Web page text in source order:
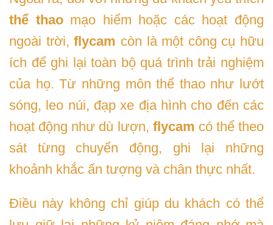
thể thaomạo hiểm hoặc các hoạt động
ngoài trời,flycam còn là một công cụ hữu
ích để ghi lại toàn bộ quá trình trải nghiệm
của họ. Từ những môn thể thao như lướt
sóng, leo núi, đạp xe địa hình cho đến các
hoạt động như dù lượn, flycam có thể theo
sát từng chuyển động, ghi lại những
khoảnh khắc ấn tượng và chân thực nhất.
Điều này không chỉ giúp du khách có thể